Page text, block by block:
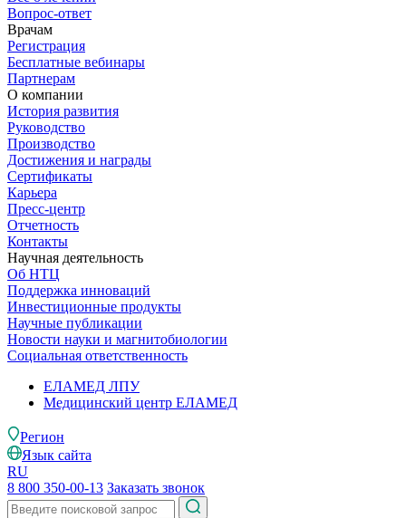
Вопрос-ответ
Врачам
Регистрация
Бесплатные вебинары
Партнерам
О компании
История развития
Руководство
Производство
Достижения и награды
Сертификаты
Карьера
Пресс-центр
Отчетность
Контакты
Научная деятельность
Об НТЦ
Поддержка инноваций
Инвестиционные продукты
Научные публикации
Новости науки и магнитобиологии
Социальная ответственность
ЕЛАМЕД ЛПУ
Медицинский центр ЕЛАМЕД
Регион
Язык сайта
RU
8 800 350-00-13 Заказать звонок